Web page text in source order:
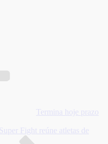
Termina hoje prazo
Fight reúne atletas de